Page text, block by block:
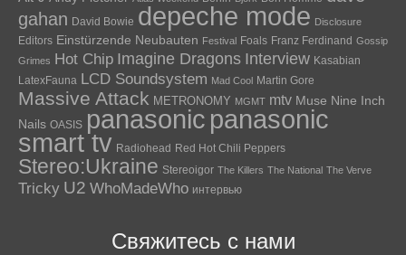
gahan David Bowie depeche mode Disclosure
Editors Einstürzende Neubauten Festival Foals Franz Ferdinand Gossip
Grimes Hot Chip Imagine Dragons Interview Kasabian
LatexFauna LCD Soundsystem Mad Cool Martin Gore
Massive Attack METRONOMY MGMT mtv Muse Nine Inch
Nails OASIS panasonic panasonic
smart tv Radiohead Red Hot Chili Peppers
Stereo:Ukraine Stereoigor The Killers The National The Verve
Tricky U2 WhoMadeWho интервью
Свяжитесь с нами